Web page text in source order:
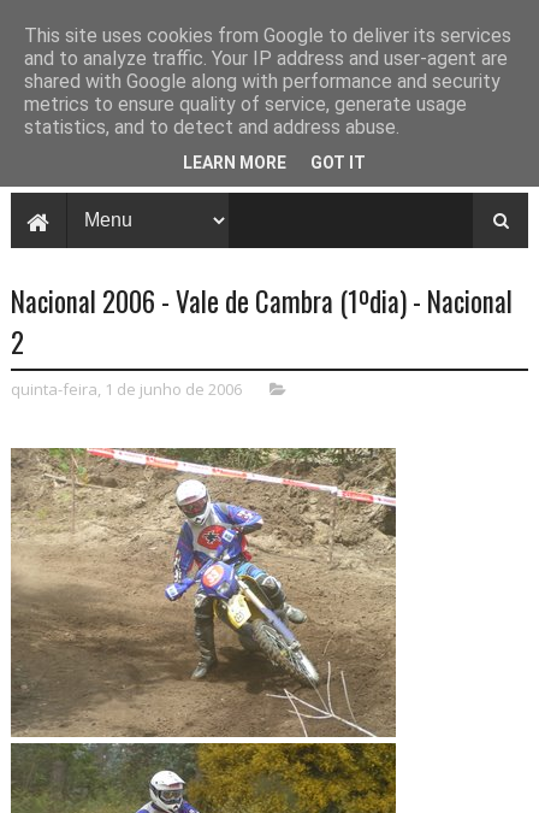
Nacional 2006 - Vale de Cambra (1ºdia) - Nacional
2
quinta-feira, 1 de junho de 2006
This site uses cookies from Google to deliver its services
and to analyze traffic. Your IP address and user-agent are
shared with Google along with performance and security
metrics to ensure quality of service, generate usage
statistics, and to detect and address abuse.
LEARN MORE GOT IT